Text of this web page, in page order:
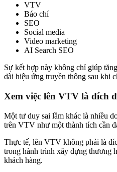
VTV
Báo chí
SEO
Social media
Video marketing
AI Search SEO
Sự kết hợp này không chỉ giúp
dài hiệu ứng truyền thông sau khi
Xem việc lên VTV là đích
Một tư duy sai lầm khác là nhiều
trên VTV như một thành tích cần
Thực tế, lên VTV không phải là
trong hành trình xây dựng thương
khách hàng.